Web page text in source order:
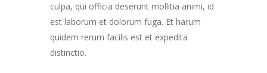
culpa, qui officia deserunt mollitia animi, id
est laborum et dolorum fuga. Et harum
quidem rerum facilis est et expedita
distinctio.